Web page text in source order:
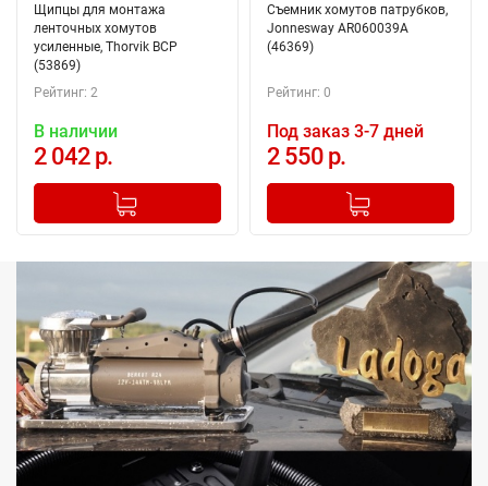
Щипцы для монтажа
ленточных хомутов
усиленные, Thorvik BCP
(53869)
Рейтинг: 2
В наличии
2 042 р.
+
Добавлено в корзину
Съемник хомутов патрубков,
Jonnesway AR060039A
(46369)
Рейтинг: 0
Под заказ 3-7 дней
2 550 р.
+
Добавлено в корзину